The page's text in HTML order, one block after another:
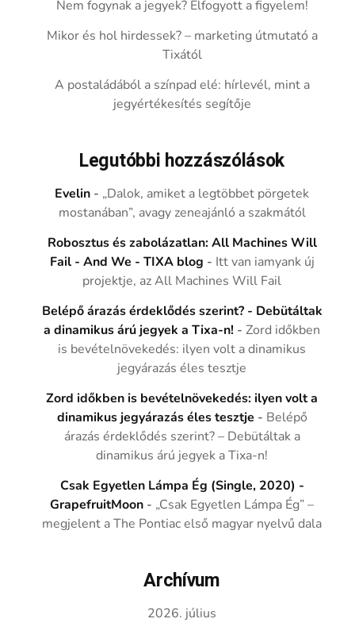
Nem fogynak a jegyek? Elfogyott a figyelem!
Mikor és hol hirdessek? – marketing útmutató a
Tixától
A postaládából a színpad elé: hírlevél, mint a
jegyértékesítés segítője
Legutóbbi hozzászólások
Evelin - „Dalok, amiket a legtöbbet pörgetek
mostanában”, avagy zeneajánló a szakmától
Robosztus és zabolázatlan: All Machines Will
Fail - And We - TIXA blog - Itt van iamyank új
projektje, az All Machines Will Fail
Belépő árazás érdeklődés szerint? - Debütáltak
a dinamikus árú jegyek a Tixa-n! -Zord időkben
is bevételnövekedés: ilyen volt a dinamikus
jegyárazás éles tesztje
Zord időkben is bevételnövekedés: ilyen volt a
dinamikus jegyárazás éles tesztje - Belépő
árazás érdeklődés szerint? – Debütáltak a
dinamikus árú jegyek a Tixa-n!
Csak Egyetlen Lámpa Ég (Single, 2020) -
GrapefruitMoon - „Csak Egyetlen Lámpa Ég” –
megjelent a The Pontiac első magyar nyelvű dala
Archívum
2026. július